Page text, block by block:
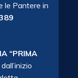
le Pantere in
“PRIMA